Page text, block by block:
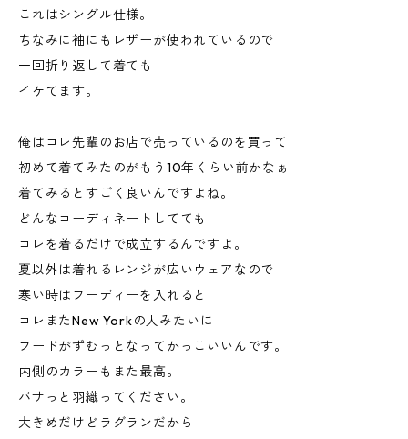
これはシングル仕様。
ちなみに袖にもレザーが使われているので
一回折り返して着ても
イケてます。
俺はコレ先輩のお店で売っているのを買って
初めて着てみたのがもう10年くらい前かなぁ
着てみるとすごく良いんですよね。
どんなコーディネートしてても
コレを着るだけで成立するんですよ。
夏以外は着れるレンジが広いウェアなので
寒い時はフーディーを入れると
コレまたNew Yorkの人みたいに
フードがずむっとなってかっこいいんです。
内側のカラーもまた最高。
バサっと羽織ってください。
大きめだけどラグランだから